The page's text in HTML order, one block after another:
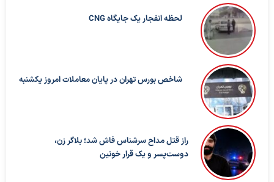
لحظه انفجار یک جایگاه CNG
شاخص بورس تهران در پایان معاملات امروز یکشنبه
راز قتل مداح سرشناس فاش شد؛ بلاگر زن،
دوست‌پسر و یک قرار خونین